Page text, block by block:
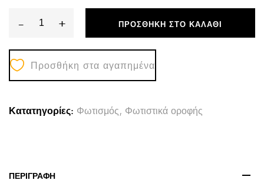
-
ΦΩΤΙΣΤΙΚΟ
ΟΡΟΦΗΣ
ΚΡΕΜΑΣΤΟ
HM4044
1m
ΚΑΛΥΜΜΕΝΟ
+ ΠΡΟΣΘΉΚΗ ΣΤΟ ΚΑΛΆΘΙ
Προσθήκη στα αγαπημένα
Κατατηγορίες: Φωτισμός, Φωτιστικά οροφής
ΠΕΡΙΓΡΑΦΉ